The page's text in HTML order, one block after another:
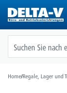
springen
Home/Regale, Lager und